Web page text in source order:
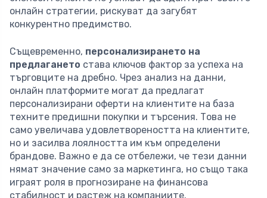
онлайн стратегии, рискуват да загубят
конкурентно предимство.
Същевременно, персонализирането на
предлагането става ключов фактор за успеха на
търговците на дребно. Чрез анализ на данни,
онлайн платформите могат да предлагат
персонализирани оферти на клиентите на база
техните предишни покупки и търсения. Това не
само увеличава удовлетвореността на клиентите,
но и засилва лоялността им към определени
брандове. Важно е да се отбележи, че тези данни
нямат значение само за маркетинга, но също така
играят роля в прогнозиране на финансова
стабилност и растеж на компаниите.